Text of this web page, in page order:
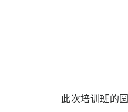
此次培训班的